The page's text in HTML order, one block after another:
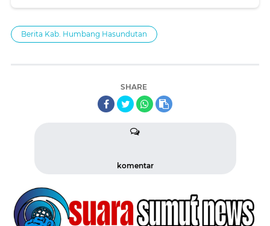
Berita Kab. Humbang Hasundutan
SHARE
komentar